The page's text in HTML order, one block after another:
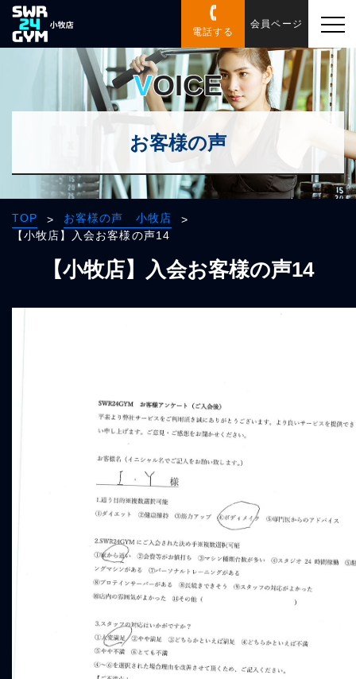
電話する
会員ページ
VOICE
お客様の声
TOP > お客様の声 小牧店
>
【小牧店】入会お客様の声14
【小牧店】入会お客様の声14